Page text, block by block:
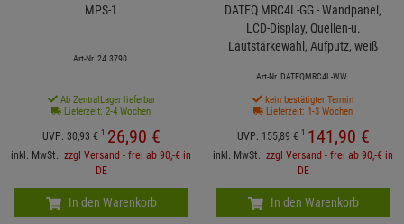
MPS-1
Art-Nr. 24.3790
Ab ZentralLager lieferbar
Lieferzeit: 2-4 Wochen
UVP: 30,93 € 1 26,90 €
inkl. MwSt. zzgl Versand - frei ab 90,-€ in
DE
In den Warenkorb
DATEQ MRC4L-GG - Wandpanel,
LCD-Display, Quellen-u.
Lautstärkewahl, Aufputz, weiß
Art-Nr. DATEQMRC4L-WW
kein bestätigter Termin
Lieferzeit: 1-3 Wochen
UVP: 155,89 € 1 141,90 €
inkl. MwSt. zzgl Versand - frei ab 90,-€ in
DE
In den Warenkorb